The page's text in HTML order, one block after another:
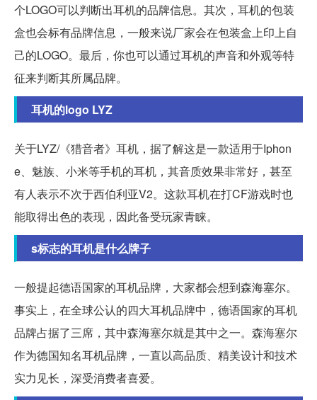
个LOGO可以判断出耳机的品牌信息。其次，耳机的包装
盒也会标有品牌信息，一般来说厂家会在包装盒上印上自
己的LOGO。最后，你也可以通过耳机的声音和外观等特
征来判断其所属品牌。
耳机的logo LYZ
关于LYZ/《猎音者》耳机，据了解这是一款适用于Iphon
e、魅族、小米等手机的耳机，其音质效果非常好，甚至
有人表示不次于西伯利亚V2。这款耳机在打CF游戏时也
能取得出色的表现，因此备受玩家青睐。
s标志的耳机是什么牌子
一般提起德语国家的耳机品牌，大家都会想到森海塞尔。
事实上，在全球公认的四大耳机品牌中，德语国家的耳机
品牌占据了三席，其中森海塞尔就是其中之一。森海塞尔
作为德国知名耳机品牌，一直以高品质、精美设计和技术
实力见长，深受消费者喜爱。